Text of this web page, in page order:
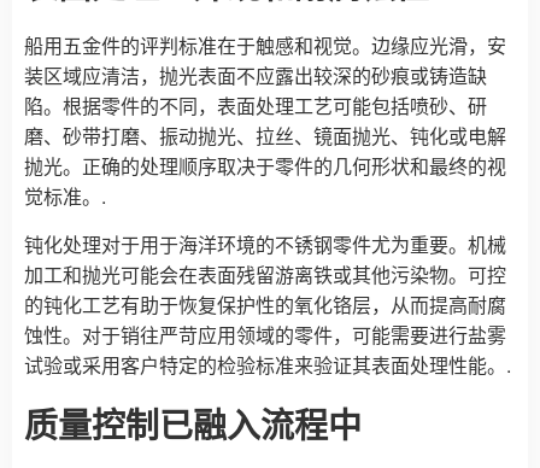
船用五金件的评判标准在于触感和视觉。边缘应光滑，安
装区域应清洁，抛光表面不应露出较深的砂痕或铸造缺
陷。根据零件的不同，表面处理工艺可能包括喷砂、研
磨、砂带打磨、振动抛光、拉丝、镜面抛光、钝化或电解
抛光。正确的处理顺序取决于零件的几何形状和最终的视
觉标准。.
钝化处理对于用于海洋环境的不锈钢零件尤为重要。机械
加工和抛光可能会在表面残留游离铁或其他污染物。可控
的钝化工艺有助于恢复保护性的氧化铬层，从而提高耐腐
蚀性。对于销往严苛应用领域的零件，可能需要进行盐雾
试验或采用客户特定的检验标准来验证其表面处理性能。.
质量控制已融入流程中